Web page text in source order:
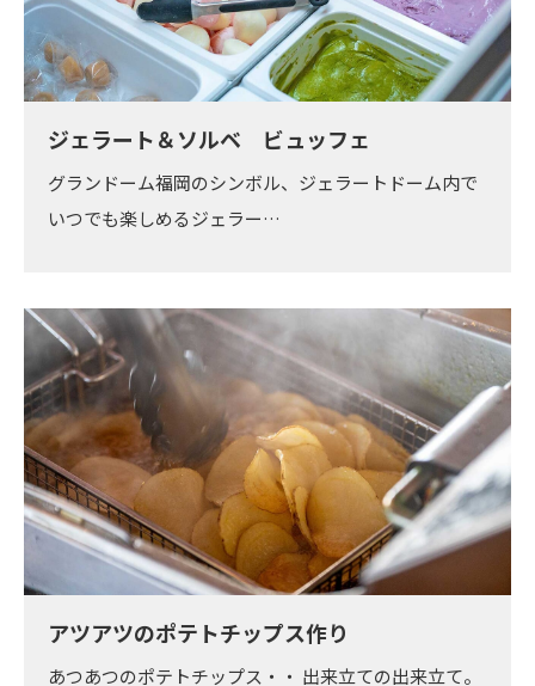
ジェラート＆ソルベ ビュッフェ
グランドーム福岡のシンボル、ジェラートドーム内で
いつでも楽しめるジェラー…
アツアツのポテトチップス作り
あつあつのポテトチップス・・ 出来立ての出来立て。